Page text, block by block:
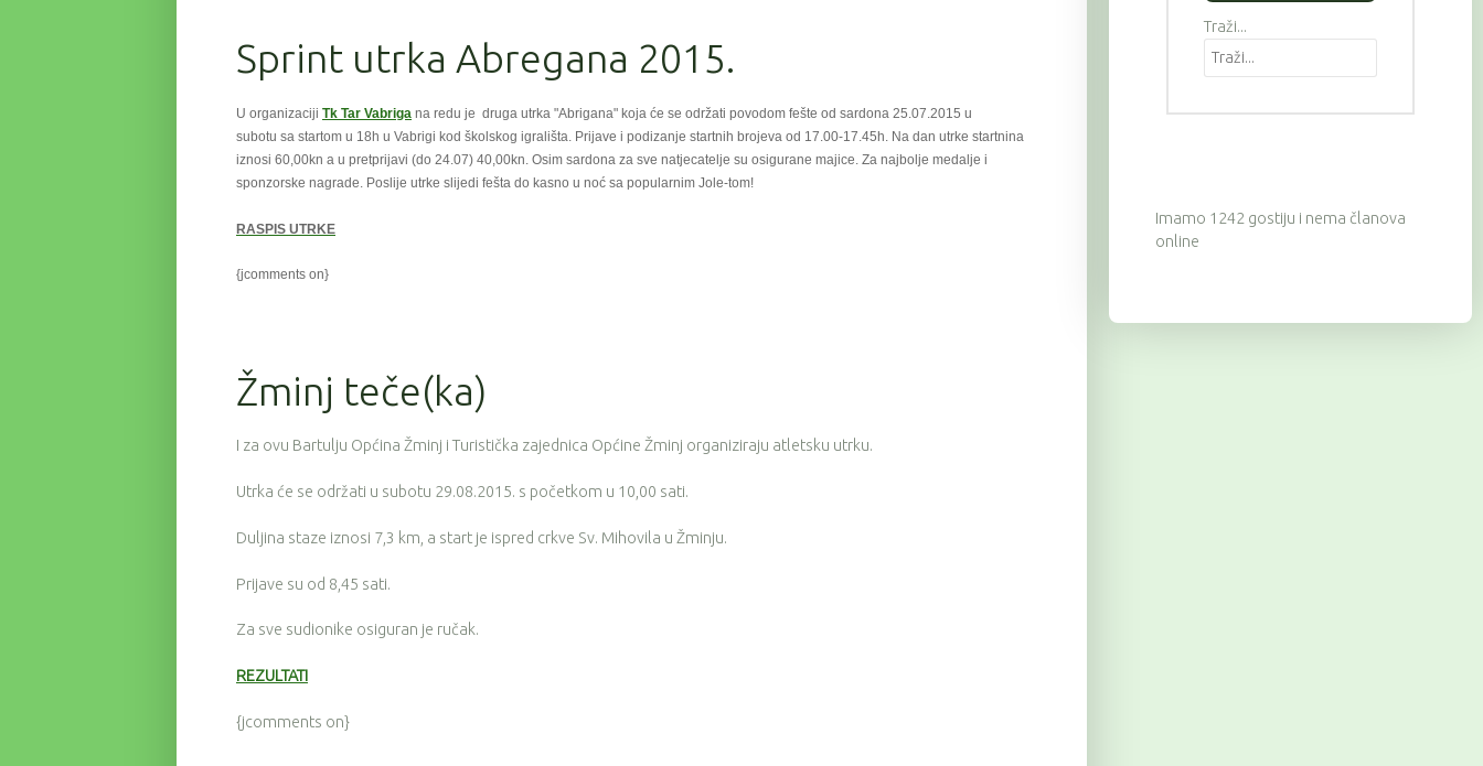
Sprint utrka Abregana 2015.
U organizaciji Tk Tar Vabriga na redu je druga utrka "Abrigana" koja će se održati povodom fešte od sardona 25.07.2015 u
subotu sa startom u 18h u Vabrigi kod školskog igrališta. Prijave i podizanje startnih brojeva od 17.00-17.45h. Na dan utrke startnina
iznosi 60,00kn a u pretprijavi (do 24.07) 40,00kn. Osim sardona za sve natjecatelje su osigurane majice. Za najbolje medalje i
sponzorske nagrade. Poslije utrke slijedi fešta do kasno u noć sa popularnim Jole-tom!
RASPIS UTRKE
{jcomments on}
Žminj teče(ka)
I za ovu Bartulju Općina Žminj i Turistička zajednica Općine Žminj organiziraju atletsku utrku.
Utrka će se održati u subotu 29.08.2015. s početkom u 10,00 sati.
Duljina staze iznosi 7,3 km, a start je ispred crkve Sv. Mihovila u Žminju.
Prijave su od 8,45 sati.
Za sve sudionike osiguran je ručak.
REZULTATI
{jcomments on}
Traži...
Imamo 1242 gostiju i nema članova
online